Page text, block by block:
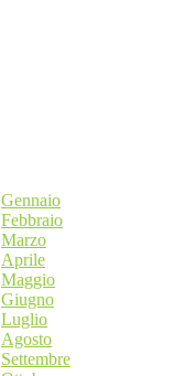
Gennaio
Febbraio
Marzo
Aprile
Maggio
Giugno
Luglio
Agosto
Settembre